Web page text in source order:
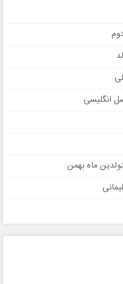
انگلیسی
ماه بهمن